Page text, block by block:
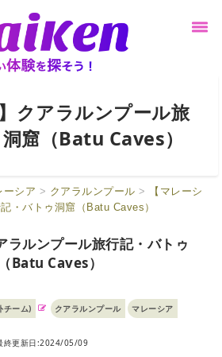
クアラルンプール旅
窟（Batu Caves）
ーシア > クアラルンプール >
【マレーシ
・バトゥ洞窟（Batu Caves）
ラルンプール旅行記・バトゥ
Batu Caves）
ーム) クアラルンプール マレーシア
終更新日:2024/05/09